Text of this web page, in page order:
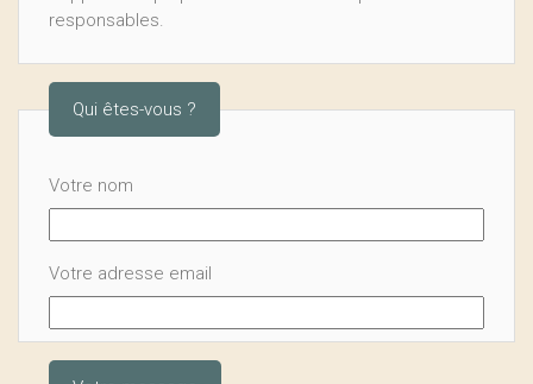
responsables.
Qui êtes-vous ?
Votre nom
Votre adresse email